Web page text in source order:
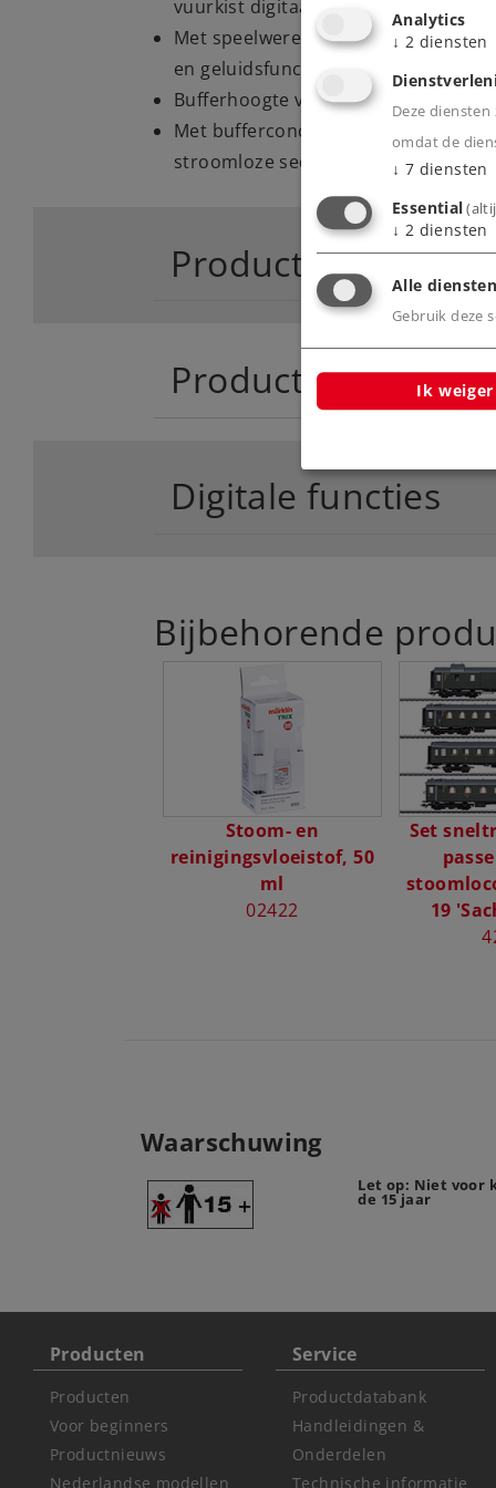
vuurkist digitaal bedienbaar.
Met speelwereld digitale mfx+
en geluidsfuncties.
Bufferhoogte van locomotief en
Met buffercondensator voor het
stroomloze secties.
Product
Productinfo
Digitale functies
Bijbehorende
Stoom- en
reinigingsvloeistof, 50
ml
02422
Set
19
Waarschuwing
Let op: Niet voor
de 15 jaar
Producten
Producten
Voor beginners
Productnieuws
Nederlandse modellen
Service
Productdatabank
Handleidingen &
Onderdelen
Technische informatie
Analytics
↓ 2 diensten
Deze
omdat de
↓ 7 diensten
Essential
↓ 2 diensten
Alle
Gebruik deze
Ik weiger